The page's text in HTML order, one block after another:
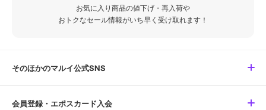
お気に入り商品の値下げ・再入荷や
おトクなセール情報がいち早く受け取れます！
そのほかのマルイ公式SNS
会員登録・エポスカード入会